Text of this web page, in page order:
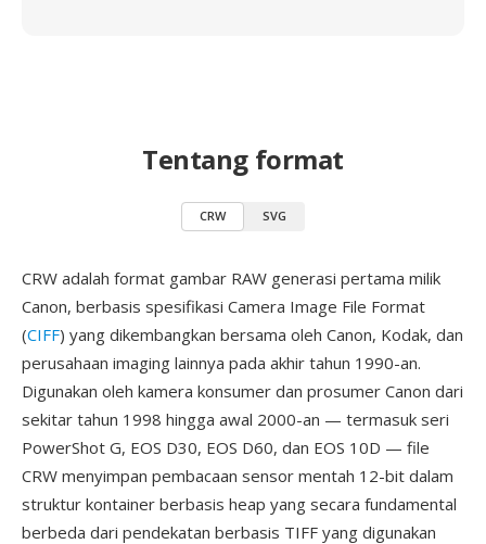
Tentang format
CRW SVG
CRW adalah format gambar RAW generasi pertama milik
Canon, berbasis spesifikasi Camera Image File Format
(CIFF) yang dikembangkan bersama oleh Canon, Kodak, dan
perusahaan imaging lainnya pada akhir tahun 1990-an.
Digunakan oleh kamera konsumer dan prosumer Canon dari
sekitar tahun 1998 hingga awal 2000-an — termasuk seri
PowerShot G, EOS D30, EOS D60, dan EOS 10D — file
CRW menyimpan pembacaan sensor mentah 12-bit dalam
struktur kontainer berbasis heap yang secara fundamental
berbeda dari pendekatan berbasis TIFF yang digunakan